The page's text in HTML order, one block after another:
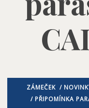
ZÁMEČEK /
/ PŘIPOMÍNKA